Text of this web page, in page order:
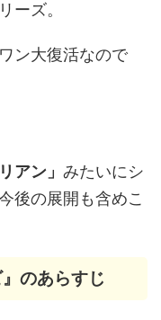
ーズ。
ン大復活なので
アン」 みたいにシ
後の展開も含めこ
のあらすじ